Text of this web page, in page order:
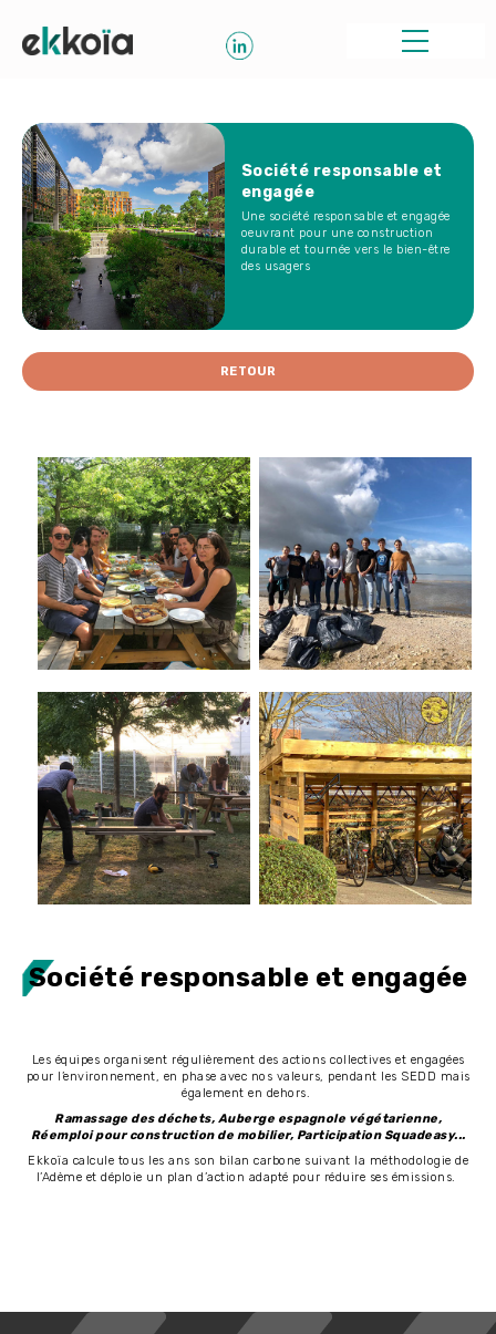
Société responsable et
engagée
Une société responsable et engagée
oeuvrant pour une construction
durable et tournée vers le bien-être
des usagers
RETOUR
Société responsable et engagée
Les équipes organisent régulièrement des actions collectives et engagées
pour l’environnement, en phase avec nos valeurs, pendant les SEDD mais
également en dehors.
Ramassage des déchets, Auberge espagnole végétarienne,
Réemploi pour construction de mobilier, Participation Squadeasy...
Ekkoïa calcule tous les ans son bilan carbone suivant la méthodologie de
l’Adème et déploie un plan d’action adapté pour réduire ses émissions.